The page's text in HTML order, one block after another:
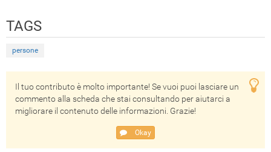
TAGS
persone
Il tuo contributo è molto importante! Se vuoi puoi lasciare un
commento alla scheda che stai consultando per aiutarci a
migliorare il contenuto delle informazioni. Grazie!
Okay